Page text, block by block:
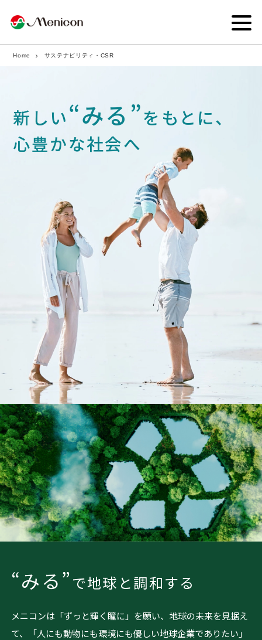
企業情報
商品サイト
IR情報
採用情報
医療従事者向け情報
Home サステナビリティ・CSR
新しい“みる”をもとに、
心豊かな社会へ
“みる”で地球と調和する
メニコンは「ずっと輝く瞳に」を願い、地球の未来を見据え
て、「人にも動物にも環境にも優しい地球企業でありたい」